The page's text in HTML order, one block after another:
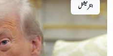
انٹرنیشنل